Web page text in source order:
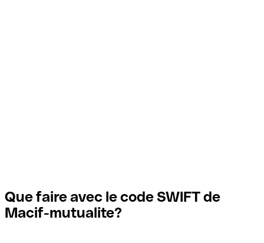
Que faire avec le code SWIFT de
Macif-mutualite?